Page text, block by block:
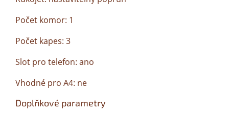
Počet komor: 1
Počet kapes: 3
Slot pro telefon: ano
Vhodné pro A4: ne
Doplňkové parametry